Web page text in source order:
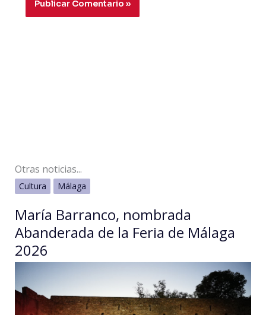
Otras noticias...
Cultura Málaga
María Barranco, nombrada
Abanderada de la Feria de Málaga
2026